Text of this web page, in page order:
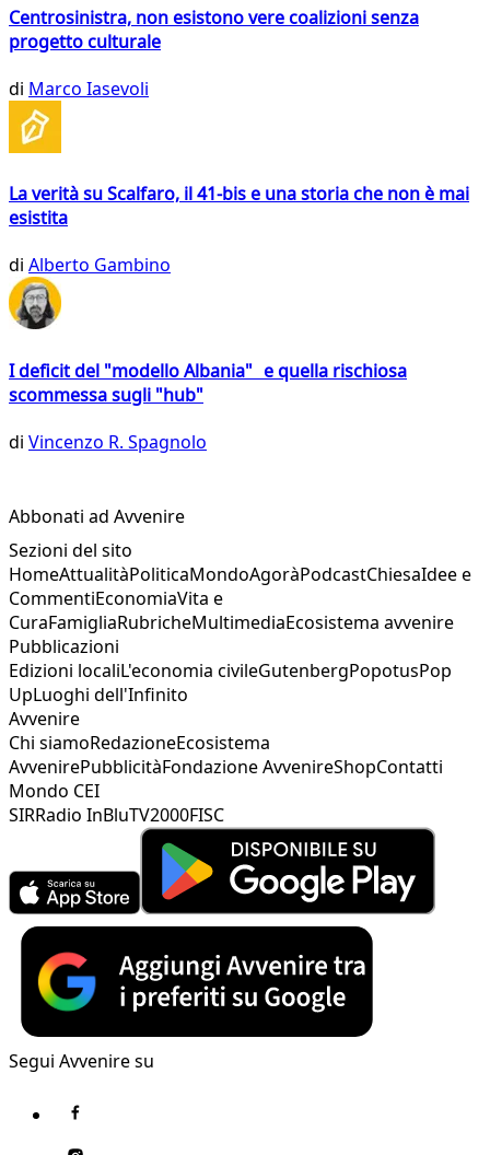
Centrosinistra, non esistono vere coalizioni senza
progetto culturale
di Marco Iasevoli
La verità su Scalfaro, il 41-bis e una storia che non è mai
esistita
di Alberto Gambino
I deficit del "modello Albania" e quella rischiosa
scommessa sugli "hub"
di Vincenzo R. Spagnolo
Abbonati ad Avvenire
Sezioni del sito
HomeAttualitàPoliticaMondoAgoràPodcastChiesaIdee e
CommentiEconomiaVita e
CuraFamigliaRubricheMultimediaEcosistema avvenire
Pubblicazioni
Edizioni localiL'economia civileGutenbergPopotusPop
UpLuoghi dell'Infinito
Avvenire
Chi siamoRedazioneEcosistema
AvvenirePubblicitàFondazione AvvenireShopContatti
Mondo CEI
SIRRadio InBluTV2000FISC
Segui Avvenire su